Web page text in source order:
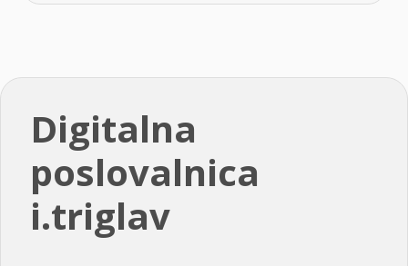
Digitalna
poslovalnica
i.triglav